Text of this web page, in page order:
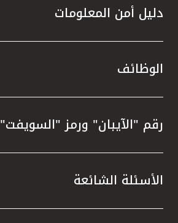
دليل أمن المعلومات
الوظائف
رقم "الآيبان" ورمز "السويفت"
الأسئلة الشائعة